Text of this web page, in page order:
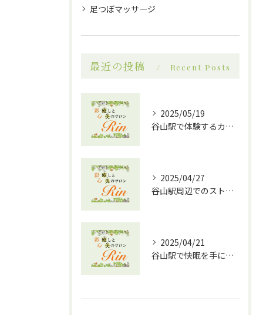
足つぼマッサージ
最近の投稿 Recent Posts
2025/05/19
谷山駅で体験するカッサとアロマオイルの相乗効果！究極のリラクゼーションへ
2025/04/27
谷山駅周辺でのストレス解消に最適！効果的なドライヘッドスパの魅力
2025/04/21
谷山駅で快眠を手に入れる！ドライヘッドスパ効果の魅力